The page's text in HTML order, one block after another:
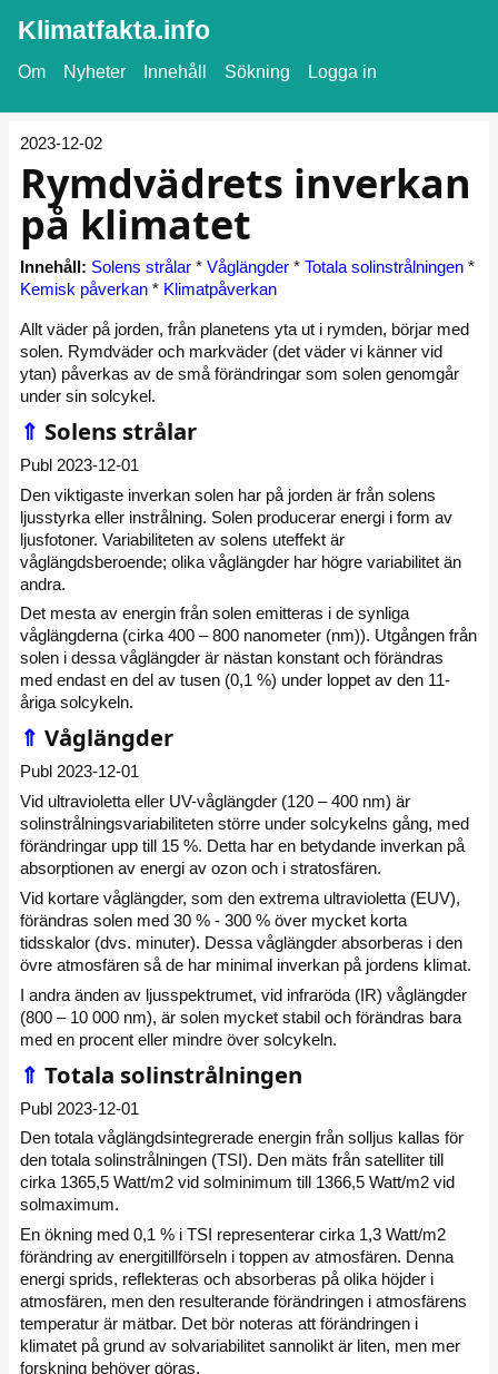
Klimatfakta.info
Om Nyheter Innehåll Sökning Logga in
2023-12-02
Rymdvädrets inverkan
på klimatet
Innehåll: Solens strålar * Våglängder * Totala solinstrålningen *
Kemisk påverkan * Klimatpåverkan
Allt väder på jorden, från planetens yta ut i rymden, börjar med
solen. Rymdväder och markväder (det väder vi känner vid
ytan) påverkas av de små förändringar som solen genomgår
under sin solcykel.
⇑ Solens strålar
Publ 2023-12-01
Den viktigaste inverkan solen har på jorden är från solens
ljusstyrka eller instrålning. Solen producerar energi i form av
ljusfotoner. Variabiliteten av solens uteffekt är
våglängdsberoende; olika våglängder har högre variabilitet än
andra.
Det mesta av energin från solen emitteras i de synliga
våglängderna (cirka 400 – 800 nanometer (nm)). Utgången från
solen i dessa våglängder är nästan konstant och förändras
med endast en del av tusen (0,1 %) under loppet av den 11-
åriga solcykeln.
⇑ Våglängder
Publ 2023-12-01
Vid ultravioletta eller UV-våglängder (120 – 400 nm) är
solinstrålningsvariabiliteten större under solcykelns gång, med
förändringar upp till 15 %. Detta har en betydande inverkan på
absorptionen av energi av ozon och i stratosfären.
Vid kortare våglängder, som den extrema ultravioletta (EUV),
förändras solen med 30 % - 300 % över mycket korta
tidsskalor (dvs. minuter). Dessa våglängder absorberas i den
övre atmosfären så de har minimal inverkan på jordens klimat.
I andra änden av ljusspektrumet, vid infraröda (IR) våglängder
(800 – 10 000 nm), är solen mycket stabil och förändras bara
med en procent eller mindre över solcykeln.
⇑ Totala solinstrålningen
Publ 2023-12-01
Den totala våglängdsintegrerade energin från solljus kallas för
den totala solinstrålningen (TSI). Den mäts från satelliter till
cirka 1365,5 Watt/m2 vid solminimum till 1366,5 Watt/m2 vid
solmaximum.
En ökning med 0,1 % i TSI representerar cirka 1,3 Watt/m2
förändring av energitillförseln i toppen av atmosfären. Denna
energi sprids, reflekteras och absorberas på olika höjder i
atmosfären, men den resulterande förändringen i atmosfärens
temperatur är mätbar. Det bör noteras att förändringen i
klimatet på grund av solvariabilitet sannolikt är liten, men mer
forskning behöver göras.